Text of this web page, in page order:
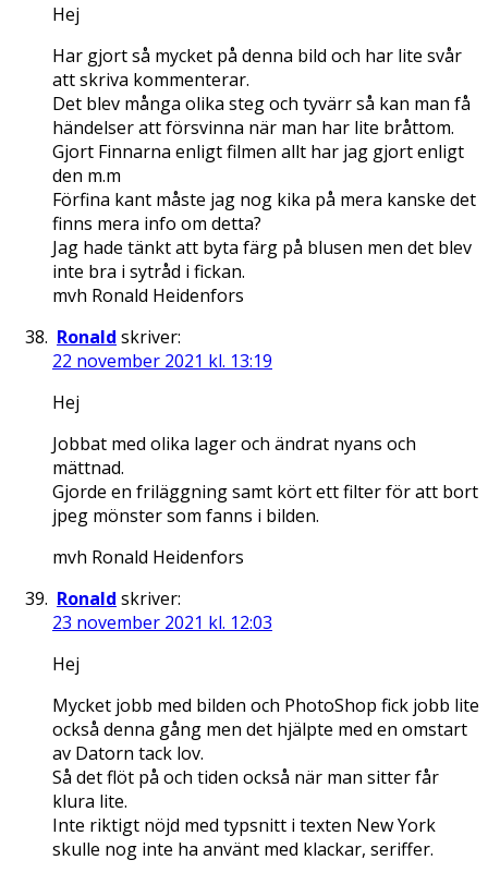
Hej
Har gjort så mycket på denna bild och har lite svår
att skriva kommenterar.
Det blev många olika steg och tyvärr så kan man få
händelser att försvinna när man har lite bråttom.
Gjort Finnarna enligt filmen allt har jag gjort enligt
den m.m
Förfina kant måste jag nog kika på mera kanske det
finns mera info om detta?
Jag hade tänkt att byta färg på blusen men det blev
inte bra i sytråd i fickan.
mvh Ronald Heidenfors
Ronald skriver:
22 november 2021 kl. 13:19
Hej
Jobbat med olika lager och ändrat nyans och
mättnad.
Gjorde en friläggning samt kört ett filter för att bort
jpeg mönster som fanns i bilden.
mvh Ronald Heidenfors
Ronald skriver:
23 november 2021 kl. 12:03
Hej
Mycket jobb med bilden och PhotoShop fick jobb lite
också denna gång men det hjälpte med en omstart
av Datorn tack lov.
Så det flöt på och tiden också när man sitter får
klura lite.
Inte riktigt nöjd med typsnitt i texten New York
skulle nog inte ha använt med klackar, seriffer.